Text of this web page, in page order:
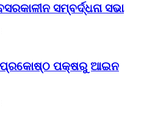
ସମ୍ବର୍ଦ୍ଧନା ସଭା
ପକ୍ଷରୁ ଆଇନ